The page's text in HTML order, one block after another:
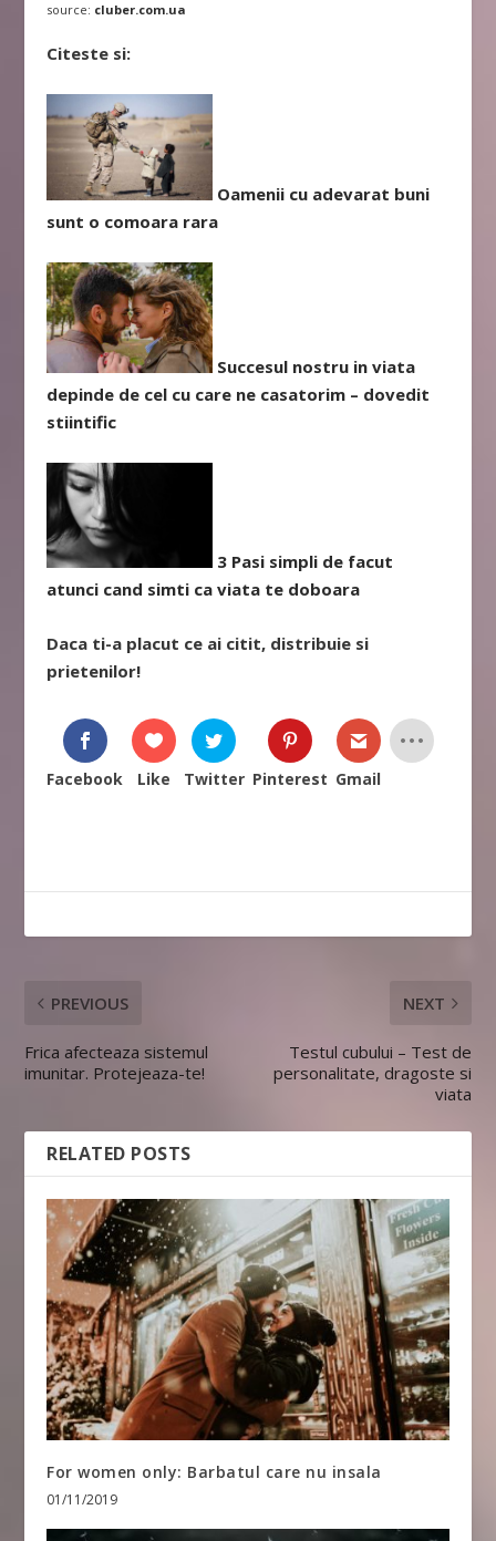
source: cluber.com.ua
Citeste si:
Oamenii cu adevarat buni
sunt o comoara rara
Succesul nostru in viata
depinde de cel cu care ne casatorim – dovedit
stiintific
3 Pasi simpli de facut
atunci cand simti ca viata te doboara
Daca ti-a placut ce ai citit, distribuie si
prietenilor!
Facebook Like Twitter Pinterest Gmail
PREVIOUS
Frica afecteaza sistemul
imunitar. Protejeaza-te!
NEXT
Testul cubului – Test de
personalitate, dragoste si
viata
RELATED POSTS
For women only: Barbatul care nu insala
01/11/2019